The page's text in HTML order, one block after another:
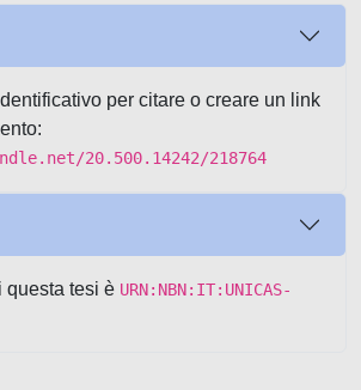
per citare o creare un link
20.500.14242/218764
questa tesi è URN:NBN:IT:UNICAS-